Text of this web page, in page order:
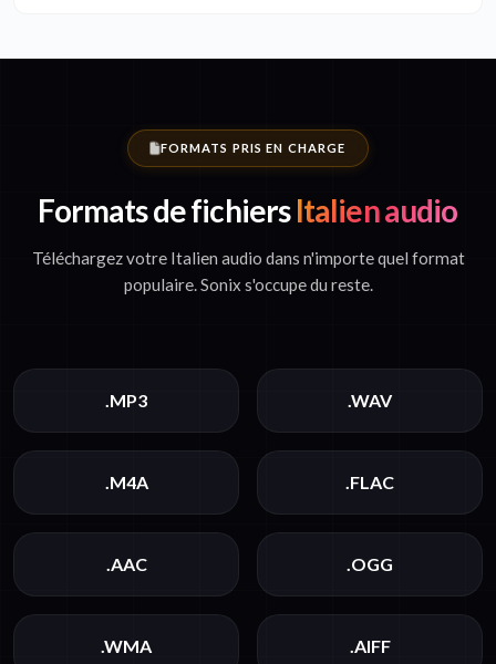
FORMATS PRIS EN CHARGE
Formats de fichiersItalien audio
Téléchargez votre Italien audio dans n'importe quel format
populaire. Sonix s'occupe du reste.
.MP3 .WAV
.M4A .FLAC
.AAC .OGG
.WMA .AIFF